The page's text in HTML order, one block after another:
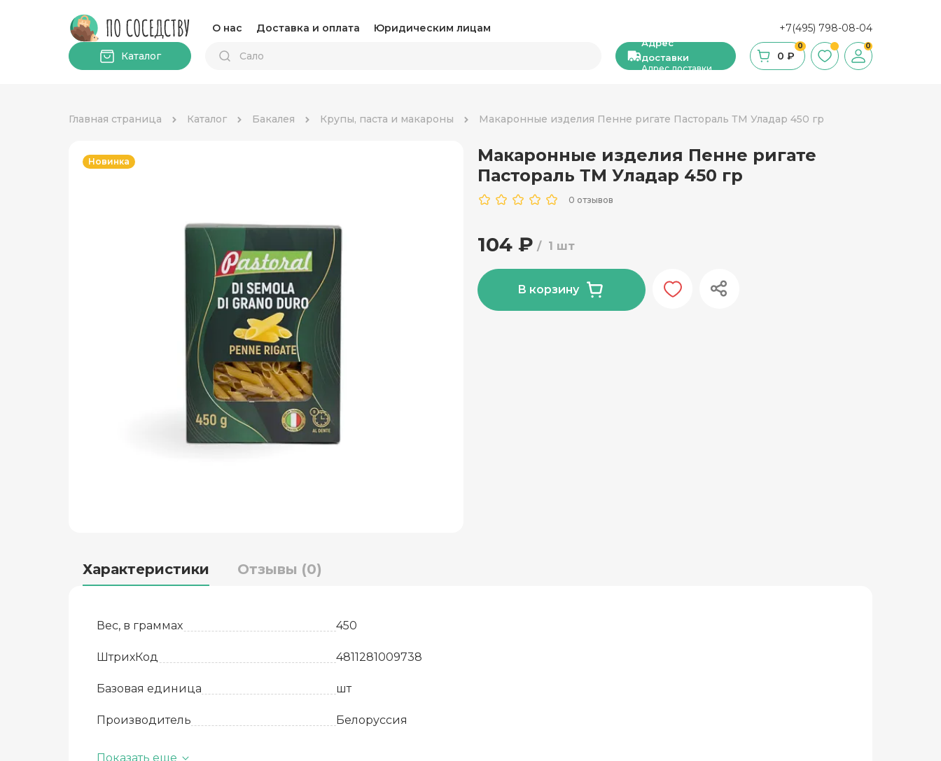
О нас Доставка и оплата Юридическим лицам +7(495) 798-08-04
Адрес
доставки
Адрес доставки
0
0 ₽
0
Каталог
Главная страница Каталог Бакалея Крупы, паста и макароны Макаронные изделия Пенне ригате Пастораль ТМ Уладар 450 гр
Новинка
Макаронные изделия Пенне ригате
Пастораль ТМ Уладар 450 гр
0 отзывов
1 шт
104 ₽
В корзину
Характеристики Отзывы (0)
Вес, в граммах 450
ШтрихКод 4811281009738
Базовая единица шт
Производитель Белоруссия
Количество в упаковке
Показать еще
Бакалея
Какао и горячий шоколад Каши, сухие завтраки, мюсли
Соус и уксус
Чай